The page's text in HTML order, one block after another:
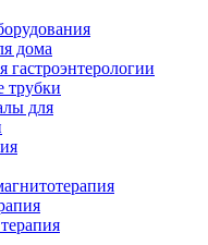
дома
трубки
для